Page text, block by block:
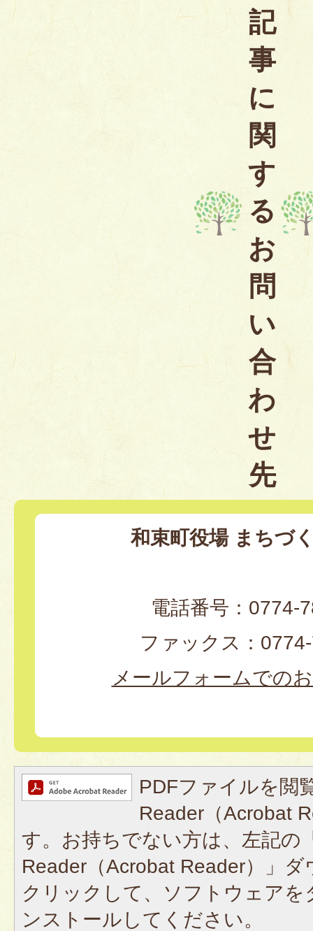
記
事
に
関
す
る
お
問
い
合
わ
せ
先
和束町役場 まちづ
電話番号：0774-
ファックス：
メールフォームでの
PDFファイルを閲
Reader（Acrobat
す。お持ちでない方は、左記の
Reader（Acrobat Reader）」
クリックして、ソフトウェア
ンストールしてください。